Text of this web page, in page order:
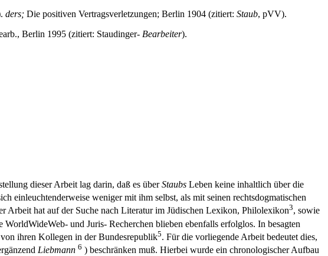
ders; Die positiven Vertragsverletzungen; Berlin 1904 (zitiert: Staub, pVV).
Berlin 1995 (zitiert: Staudinger- Bearbeiter).
dieser Arbeit lag darin, daß es überStaubs Leben keine inhaltlich über die
einleuchtenderweise weniger mit ihm selbst, als mit seinen rechtsdogmatischen
Arbeit hat auf der Suche nach Literatur im Jüdischen Lexikon, Philolexikon3, sowie
und Juris- Recherchen blieben ebenfalls erfolglos. In besagten
ihren Kollegen in der Bundesrepublik5. Für die vorliegende Arbeit bedeutet dies,
Liebmann 6 ) beschränken muß. Hierbei wurde ein chronologischer Aufbau